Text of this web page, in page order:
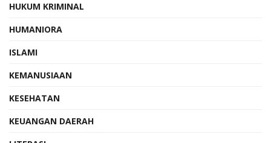
HUKUM KRIMINAL
HUMANIORA
ISLAMI
KEMANUSIAAN
KESEHATAN
KEUANGAN DAERAH